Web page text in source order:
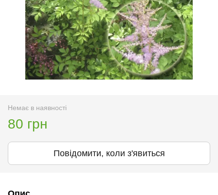
Немає в наявності
80 грн
Повідомити, коли з'явиться